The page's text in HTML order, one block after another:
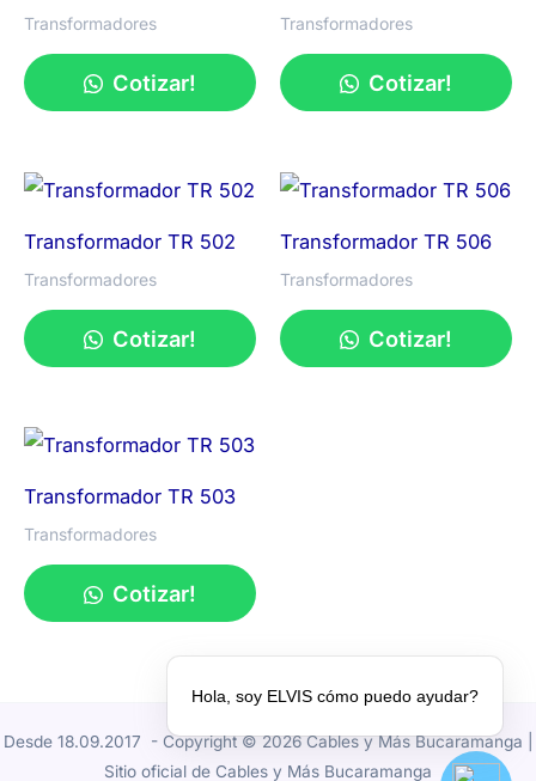
Transformadores
Cotizar!
Transformadores
Cotizar!
Transformador TR 502
Transformadores
Cotizar!
Transformador TR 506
Transformadores
Cotizar!
Transformador TR 503
Transformadores
Cotizar!
Desde 18.09.2017 - Copyright © 2026 Cables y Más Bucaramanga |
Sitio oficial de Cables y Más Bucaramanga
Hola, soy ELVIS cómo puedo ayudar?